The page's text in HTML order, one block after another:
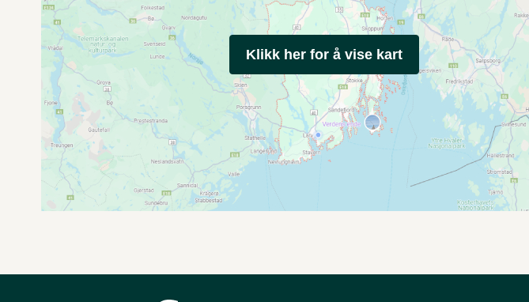
Klikk her for å vise kart